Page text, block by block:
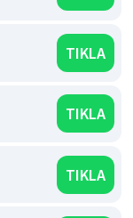
TIKLA
TIKLA
TIKLA